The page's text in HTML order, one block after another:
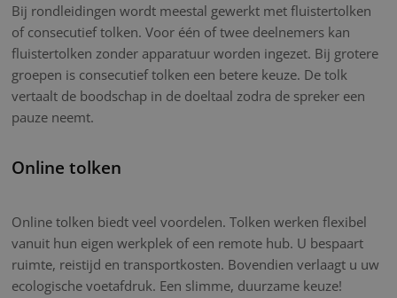
Bij rondleidingen wordt meestal gewerkt met fluistertolken
of consecutief tolken. Voor één of twee deelnemers kan
fluistertolken zonder apparatuur worden ingezet. Bij grotere
groepen is consecutief tolken een betere keuze. De tolk
vertaalt de boodschap in de doeltaal zodra de spreker een
pauze neemt.
Online tolken
Online tolken biedt veel voordelen. Tolken werken flexibel
vanuit hun eigen werkplek of een remote hub. U bespaart
ruimte, reistijd en transportkosten. Bovendien verlaagt u uw
ecologische voetafdruk. Een slimme, duurzame keuze!